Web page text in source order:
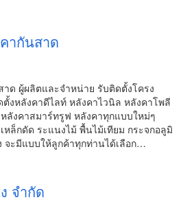
ากันสาด
ด ผู้ผลิตและจำหน่าย รับติดตั้งโครง
งหลังคาดีไลท์ หลังคาไวนิล หลังคาโพลี
ลังคาสมาร์ทรูฟ หลังคาทุกแบบใหม่ๆ
หล็กดัด ระแนงไม้ พื้นไม้เทียม กระจกอลูมิ
จะมีแบบให้ลูกค้าทุกท่านได้เลือก…
จำกัด